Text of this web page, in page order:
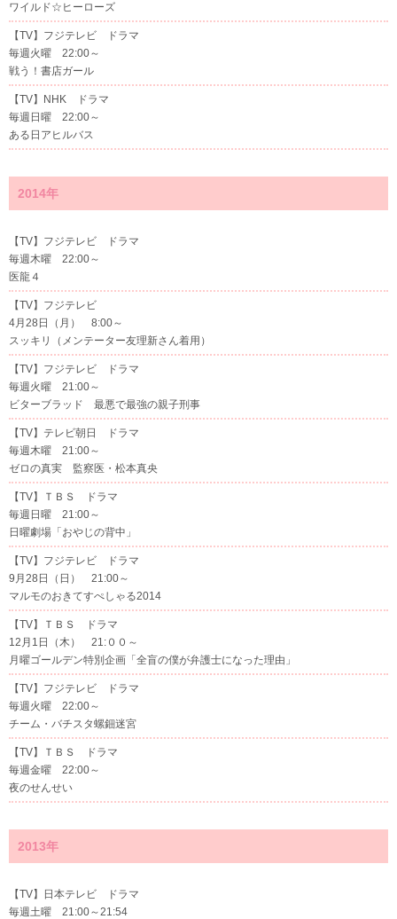
ワイルド☆ヒーローズ
【TV】フジテレビ ドラマ
毎週火曜 22:00～
戦う！書店ガール
【TV】NHK ドラマ
毎週日曜 22:00～
ある日アヒルバス
2014年
【TV】フジテレビ ドラマ
毎週木曜 22:00～
医龍４
【TV】フジテレビ
4月28日（月） 8:00～
スッキリ（メンテーター友理新さん着用）
【TV】フジテレビ ドラマ
毎週火曜 21:00～
ビターブラッド 最悪で最強の親子刑事
【TV】テレビ朝日 ドラマ
毎週木曜 21:00～
ゼロの真実 監察医・松本真央
【TV】ＴＢＳ ドラマ
毎週日曜 21:00～
日曜劇場「おやじの背中」
【TV】フジテレビ ドラマ
9月28日（日） 21:00～
マルモのおきてすぺしゃる2014
【TV】ＴＢＳ ドラマ
12月1日（木） 21:００～
月曜ゴールデン特別企画「全盲の僕が弁護士になった理由」
【TV】フジテレビ ドラマ
毎週火曜 22:00～
チーム・バチスタ螺鈿迷宮
【TV】ＴＢＳ ドラマ
毎週金曜 22:00～
夜のせんせい
2013年
【TV】日本テレビ ドラマ
毎週土曜 21:00～21:54